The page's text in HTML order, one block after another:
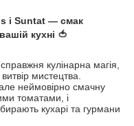
і Suntat — смак
кухні 🍅
кулінарна магія,
мистецтва.
неймовірно смачну
томатами, і
кухарі та гурмани